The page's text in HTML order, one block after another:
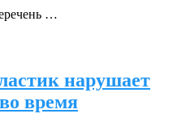
…
нарушает
время